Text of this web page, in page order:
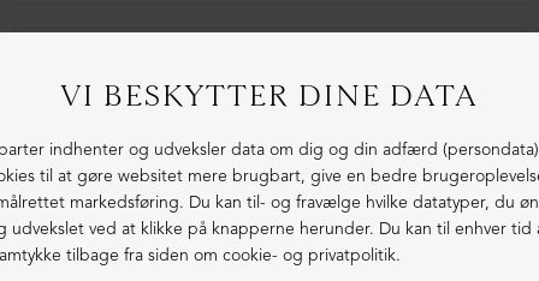
Ekstraordinær kvalitet - produceret i Europa